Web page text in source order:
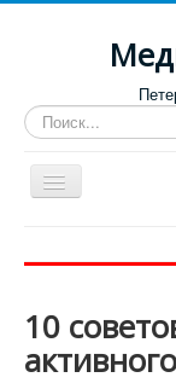
Искать...
Toggle
Navigation
Роддома и
Диспансеры
10